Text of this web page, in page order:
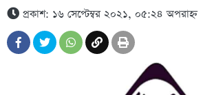
প্রকাশ: ১৬ সেপ্টেম্বর ২০২১, ০৫:২৪ অপরাহ্ন